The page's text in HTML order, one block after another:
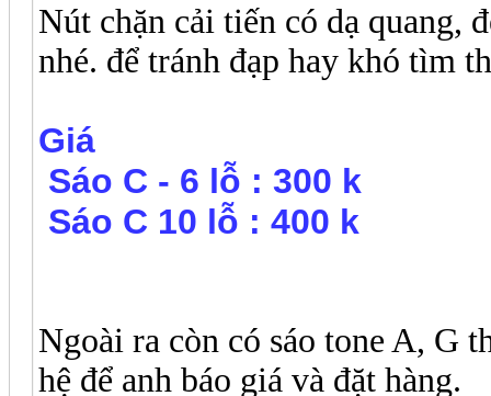
Nút chặn cải tiến có dạ quang,
nhé. để tránh đạp hay khó tìm
Giá
Sáo C - 6 lỗ : 300 k
Sáo C 10 lỗ : 400 k
Ngoài ra còn có sáo tone A, G
hệ để anh báo giá và đặt hàng.